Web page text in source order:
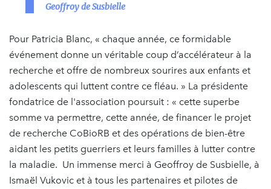
Geoffroy de Susbielle
Pour Patricia Blanc, « chaque année, ce formidable
événement donne un véritable coup d’accélérateur à la
recherche et offre de nombreux sourires aux enfants et
adolescents qui luttent contre ce fléau. » La présidente
fondatrice de l'association poursuit : « cette superbe
somme va permettre, cette année, de financer le projet
de recherche CoBioRB et des opérations de bien-être
aidant les petits guerriers et leurs familles à lutter contre
la maladie. Un immense merci à Geoffroy de Susbielle, à
Ismaël Vukovic et à tous les partenaires et pilotes de